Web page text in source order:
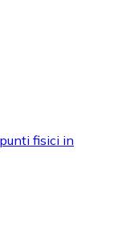
fisici in